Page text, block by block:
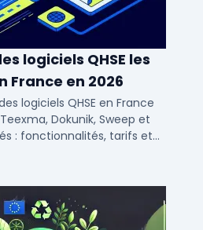
logiciels QHSE les
France en 2026
logiciels QHSE en France
Dokunik, Sweep et
: fonctionnalités, tarifs et
PME et ETI.